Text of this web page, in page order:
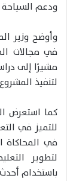
ودعم
وأوضح وزير
في مجالات
مشيرًا إلى
لتنفيذ
كما استعرض
للتميز في
في المحاكاة
لتطوير
باستخدام أحدث